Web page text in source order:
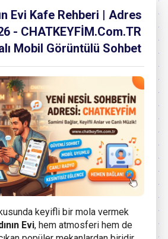
Evi Kafe Rehberi | Adres
- CHATKEYFİM.Com.TR
Mobil Görüntülü Sohbet
keyifli bir mola vermek
Evi, hem atmosferi hem de